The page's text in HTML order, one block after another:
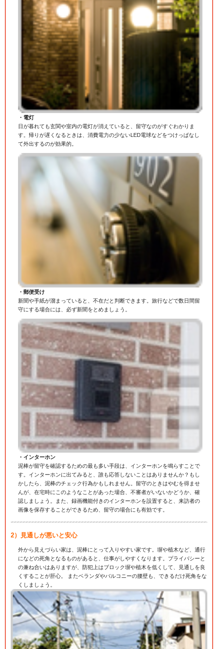
・電灯
日が暮れても玄関や室内の電灯が消えていると、留守なのがすぐわかりま
す。帰りが遅くなるときは、消費電力の少ないLED電球などをつけっぱなし
て外出するのが効果的。
・郵便受け
新聞や手紙が溜まっていると、不在だと判断できます。旅行などで数日間留
守にする場合には、必ず新聞をとめましょう。
・インターホン
泥棒が留守を確認するための最も多い手段は、インターホンを鳴らすことで
す。インターホンに出てみると、誰も応答しないことはありませんか？もし
かしたら、泥棒のチェック行為かもしれません。留守のときはやむを得ませ
んが、在宅時にこのようなことがあった場合、不審者がいないかどうか、確
認しましょう。また、録画機能付きのインターホンを設置すると、来訪者の
画像を保存することができるため、留守の場合にも有効です。
2）見通しが悪いと安心
外から見えづらい家は、泥棒にとって入りやすい家です。塀や植木など、通行
になどの死角となるものがあると、仕事がしやすくなります。プライバシーと
の兼ね合いはありますが、防犯上はブロック塀や植木を低くして、見通しを良
くすることが肝心。 またベランダやバルコニーの腰壁も、できるだけ死角をな
くしましょう。